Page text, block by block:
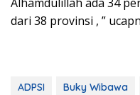
dari 38 provinsi , ”
ADPSI Buky Wibawa